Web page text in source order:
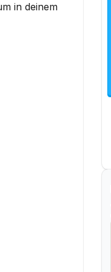
in deinem